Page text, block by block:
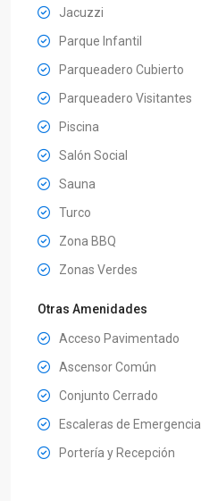
Jacuzzi
Parque Infantil
Parqueadero Cubierto
Parqueadero Visitantes
Piscina
Salón Social
Sauna
Turco
Zona BBQ
Zonas Verdes
Otras Amenidades
Acceso Pavimentado
Ascensor Común
Conjunto Cerrado
Escaleras de Emergencia
Portería y Recepción